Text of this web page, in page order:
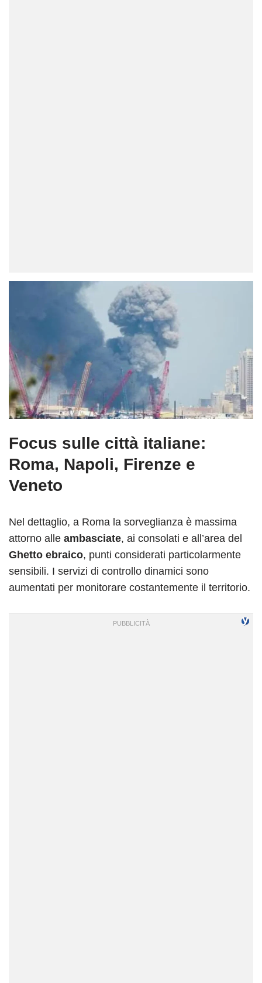
Focus sulle città italiane:
Roma, Napoli, Firenze e
Veneto
Nel dettaglio, a Roma la sorveglianza è massima
attorno alle ambasciate, ai consolati e all’area del
Ghetto ebraico, punti considerati particolarmente
sensibili. I servizi di controllo dinamici sono
aumentati per monitorare costantemente il territorio.